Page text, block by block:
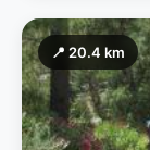
📍 20.4 km